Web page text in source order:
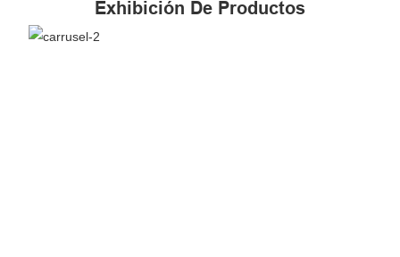
Exhibición De Productos